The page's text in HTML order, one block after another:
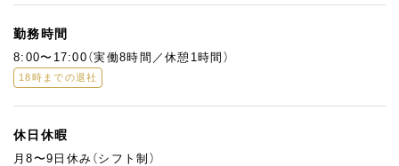
勤務時間
8:00〜17:00（実働8時間／休憩1時間）
18時までの退社
休日休暇
月8〜9日休み（シフト制）